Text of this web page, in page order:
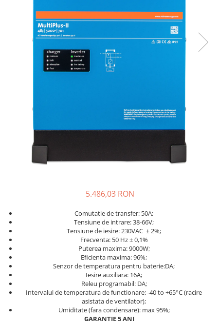
5.486,03 RON
Comutatie de transfer: 50A;
Tensiune de intrare: 38-66V;
Tensiune de iesire: 230VAC ± 2%;
Frecventa: 50 Hz ± 0,1%
Puterea maxima: 9000W;
Eficienta maxima: 96%;
Senzor de temperatura pentru baterie:DA;
Iesire auxiliara: 16A;
Releu programabil: DA;
Intervalul de temperatura de functionare: -40 to +65°C (racire
asistata de ventilator);
Umiditate (fara condensare): max 95%;
GARANTIE 5 ANI